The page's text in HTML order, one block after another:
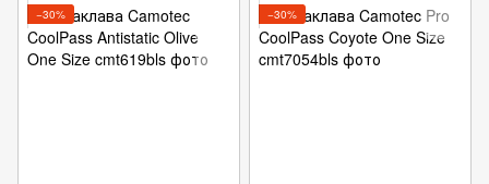
−30% −30%